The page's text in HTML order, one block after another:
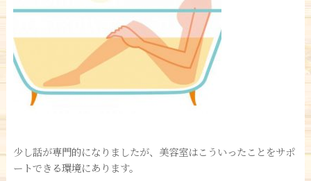
少し話が専門的になりましたが、美容室はこういったことをサポ
ートできる環境にあります。